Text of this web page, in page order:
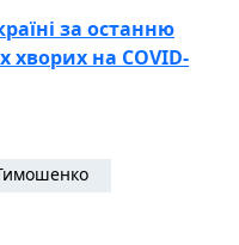
за останню
хворих на COVID-